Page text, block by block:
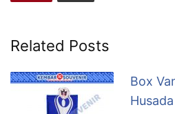
Related Posts
Box